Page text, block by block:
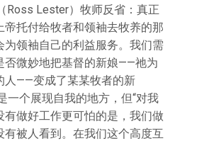
Ross Lester）牧师反省：真正
帝托付给牧者和领袖去牧养的那
为领袖自己的利益服务。我们需
否微妙地把基督的新娘——祂为
人——变成了某某牧者的新
一个展现自我的地方，但“对我
有做好工作更可怕的是，我们做
有被人看到。在我们这个高度互